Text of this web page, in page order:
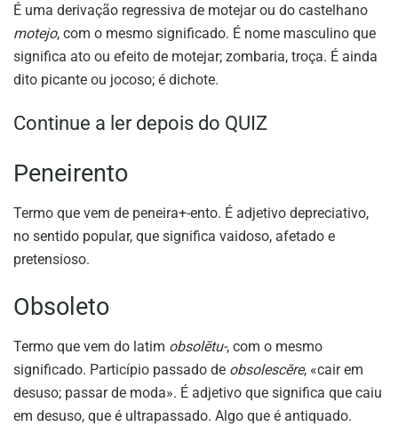
É uma derivação regressiva de motejar ou do castelhano
motejo, com o mesmo significado. É nome masculino que
significa ato ou efeito de motejar; zombaria, troça. É ainda
dito picante ou jocoso; é dichote.
Continue a ler depois do QUIZ
Peneirento
Termo que vem de peneira+-ento. É adjetivo depreciativo,
no sentido popular, que significa vaidoso, afetado e
pretensioso.
Obsoleto
Termo que vem do latim obsolētu-, com o mesmo
significado. Particípio passado de obsolescĕre, «cair em
desuso; passar de moda». É adjetivo que significa que caiu
em desuso, que é ultrapassado. Algo que é antiquado.